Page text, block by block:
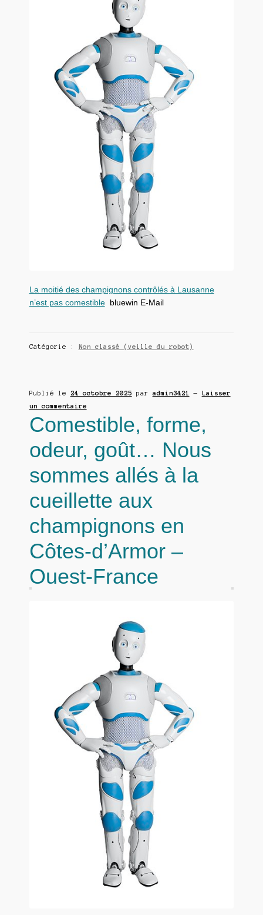
La moitié des champignons contrôlés à Lausanne
n’est pas comestiblebluewin E-Mail
Catégorie : Non classé (veille du robot)
Publié le 24 octobre 2025 paradmin3421 — Laisser
un commentaire
Comestible, forme,
odeur, goût… Nous
sommes allés à la
cueillette aux
champignons en
Côtes-d’Armor –
Ouest-France